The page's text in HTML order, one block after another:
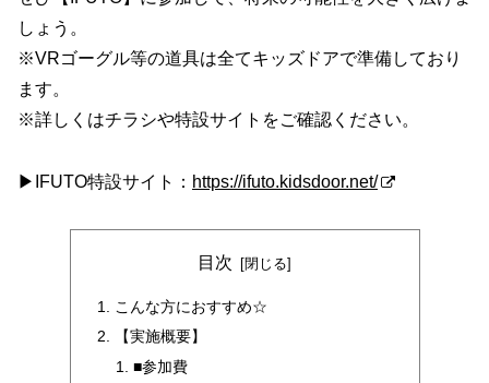
しょう。
※VRゴーグル等の道具は全てキッズドアで準備しており
ます。
※詳しくはチラシや特設サイトをご確認ください。
▶IFUTO特設サイト： https://ifuto.kidsdoor.net/
目次
こんな方におすすめ☆
【実施概要】
■参加費